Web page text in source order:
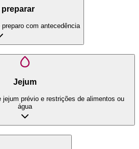
com antecedência
Jejum
jejum prévio e restrições de alimentos ou
água